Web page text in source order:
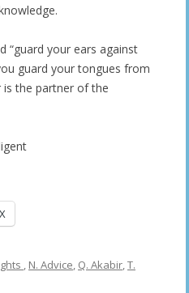
“guard your ears against
guard your tongues from
is the partner of the
X
, N. Advice, Q. Akabir,T.